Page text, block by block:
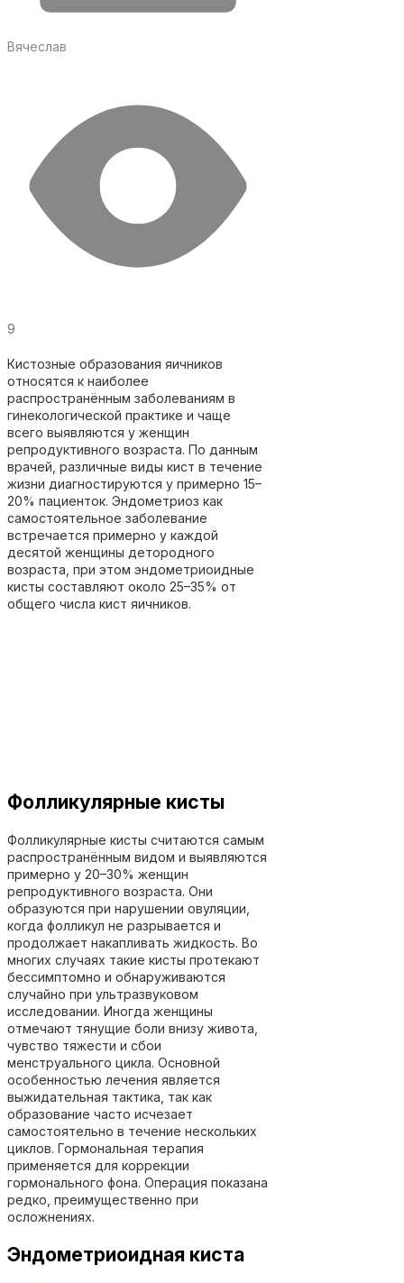
Вячеслав
9
Кистозные образования яичников
относятся к наиболее
распространённым заболеваниям в
гинекологической практике и чаще
всего выявляются у женщин
репродуктивного возраста. По данным
врачей, различные виды кист в течение
жизни диагностируются у примерно 15–
20% пациенток. Эндометриоз как
самостоятельное заболевание
встречается примерно у каждой
десятой женщины детородного
возраста, при этом эндометриоидные
кисты составляют около 25–35% от
общего числа кист яичников.
Фолликулярные кисты
Фолликулярные кисты считаются самым
распространённым видом и выявляются
примерно у 20–30% женщин
репродуктивного возраста. Они
образуются при нарушении овуляции,
когда фолликул не разрывается и
продолжает накапливать жидкость. Во
многих случаях такие кисты протекают
бессимптомно и обнаруживаются
случайно при ультразвуковом
исследовании. Иногда женщины
отмечают тянущие боли внизу живота,
чувство тяжести и сбои
менструального цикла. Основной
особенностью лечения является
выжидательная тактика, так как
образование часто исчезает
самостоятельно в течение нескольких
циклов. Гормональная терапия
применяется для коррекции
гормонального фона. Операция показана
редко, преимущественно при
осложнениях.
Эндометриоидная киста